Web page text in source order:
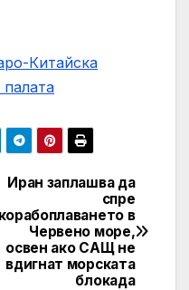
Китайска
Иран заплашва да
спре
корабоплаването в
Червено море,
освен ако САЩ не
вдигнат морската
блокада